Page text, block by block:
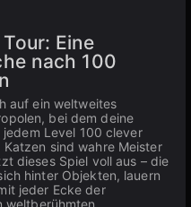
Eine
nach 100
auf ein weltweites
bei dem deine
Level 100 clever
sind wahre Meister
dieses Spiel voll aus – die
hinter Objekten, lauern
jeder Ecke der
weltberühmten